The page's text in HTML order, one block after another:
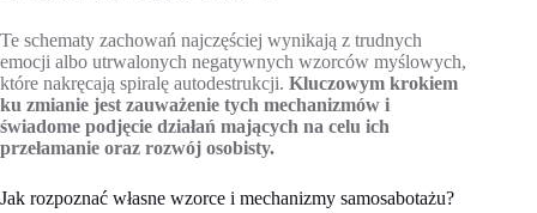
Te schematy zachowań najczęściej wynikają z trudnych
emocji albo utrwalonych negatywnych wzorców myślowych,
które nakręcają spiralę autodestrukcji. Kluczowym krokiem
ku zmianie jest zauważenie tych mechanizmów i
świadome podjęcie działań mających na celu ich
przełamanie oraz rozwój osobisty.
Jak rozpoznać własne wzorce i mechanizmy samosabotażu?